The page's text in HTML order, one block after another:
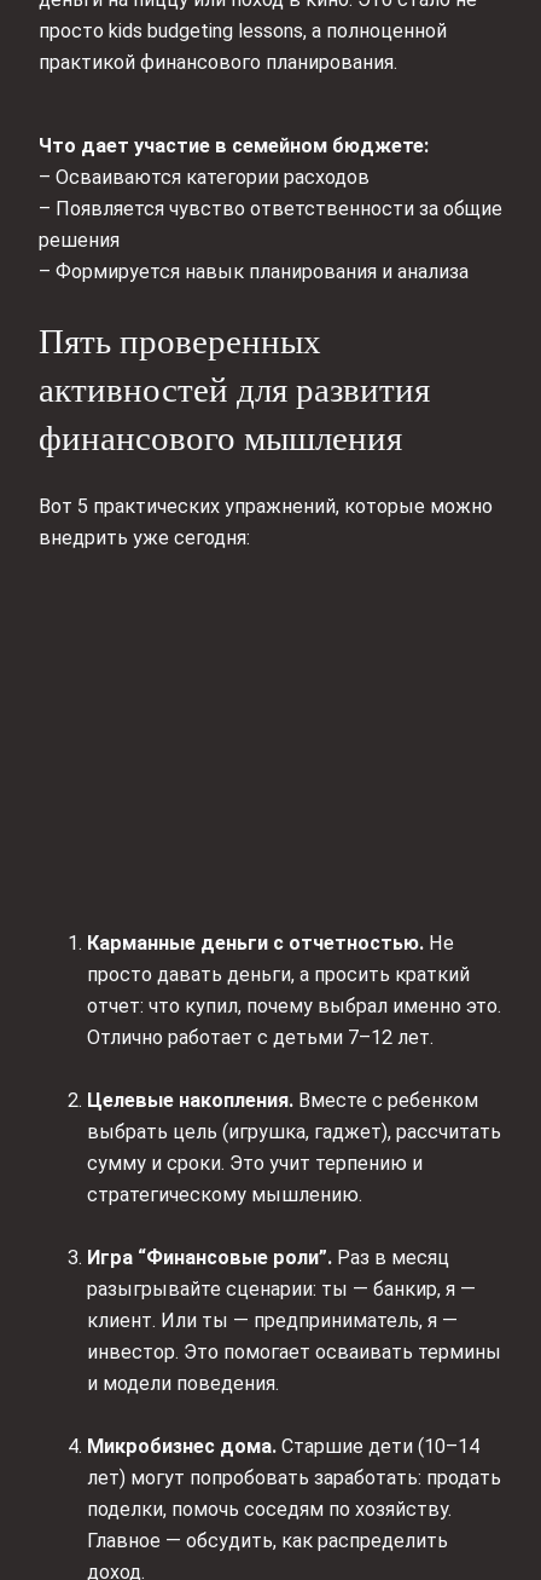
просто kids budgeting lessons, а полноценной
практикой финансового планирования.
Что дает участие в семейном бюджете:
– Осваиваются категории расходов
– Появляется чувство ответственности за общие
решения
– Формируется навык планирования и анализа
Пять проверенных
активностей для развития
финансового мышления
Вот 5 практических упражнений, которые можно
внедрить уже сегодня:
Карманные деньги с отчетностью. Не
просто давать деньги, а просить краткий
отчет: что купил, почему выбрал именно это.
Отлично работает с детьми 7–12 лет.
Целевые накопления. Вместе с ребенком
выбрать цель (игрушка, гаджет), рассчитать
сумму и сроки. Это учит терпению и
стратегическому мышлению.
Игра “Финансовые роли”. Раз в месяц
разыгрывайте сценарии: ты — банкир, я —
клиент. Или ты — предприниматель, я —
инвестор. Это помогает осваивать термины
и модели поведения.
Микробизнес дома. Старшие дети (10–14
лет) могут попробовать заработать: продать
поделки, помочь соседям по хозяйству.
Главное — обсудить, как распределить
доход.